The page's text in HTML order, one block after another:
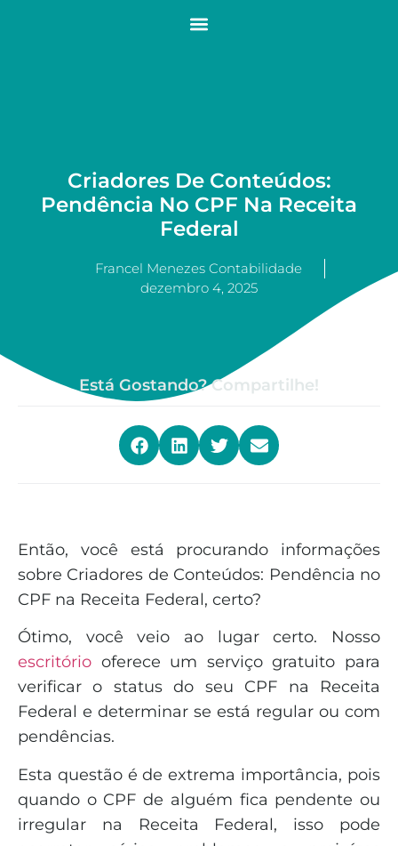
Criadores De Conteúdos:
Pendência No CPF Na Receita
Federal
Francel Menezes Contabilidade
dezembro 4, 2025
Está Gostando? Compartilhe!
Então, você está procurando informações
sobre Criadores de Conteúdos: Pendência no
CPF na Receita Federal, certo?
Ótimo, você veio ao lugar certo. Nosso
escritório oferece um serviço gratuito para
verificar o status do seu CPF na Receita
Federal e determinar se está regular ou com
pendências.
Esta questão é de extrema importância, pois
quando o CPF de alguém fica pendente ou
irregular na Receita Federal, isso pode